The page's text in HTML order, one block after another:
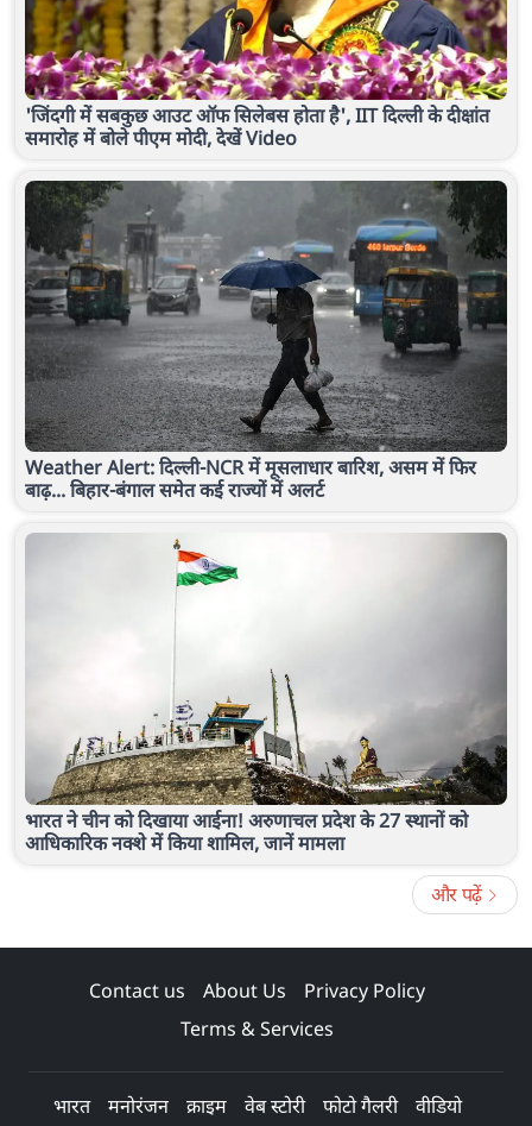
'जिंदगी में सबकुछ आउट ऑफ सिलेबस होता है', IIT दिल्ली के दीक्षांत
समारोह में बोले पीएम मोदी, देखें Video
Weather Alert: दिल्ली-NCR में मूसलाधार बारिश, असम में फिर
बाढ़... बिहार-बंगाल समेत कई राज्यों में अलर्ट
भारत ने चीन को दिखाया आईना! अरुणाचल प्रदेश के 27 स्थानों को
आधिकारिक नक्शे में किया शामिल, जानें मामला
और पढ़ें
Contact us About Us
Privacy Policy
Terms & Services
भारत मनोरंजन क्राइम वेब स्टोरी फोटो गैलरी वीडियो